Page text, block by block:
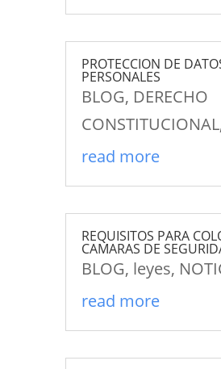
PROTECCION DE
PERSONALES
BLOG, DERECHO
CONSTITUCIONAL
read more
REQUISITOS PARA
CAMARAS DE
BLOG, leyes,
read more